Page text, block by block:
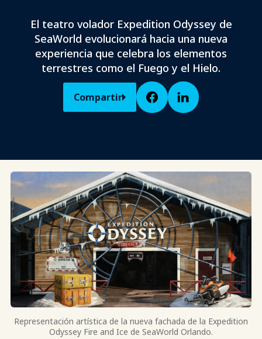
El teatro volador Expedition Odyssey de
SeaWorld evolucionará hacia una nueva
experiencia que celebra los elementos
terrestres como el Fuego y el Hielo.
Compartir
Representación artística de la nueva fachada de la Expedition
Odyssey Fire and Ice de SeaWorld Orlando.